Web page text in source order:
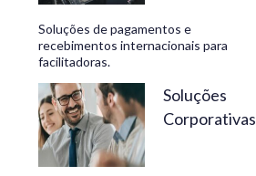
Soluções de pagamentos e
recebimentos internacionais para
facilitadoras.
Soluções
Corporativas